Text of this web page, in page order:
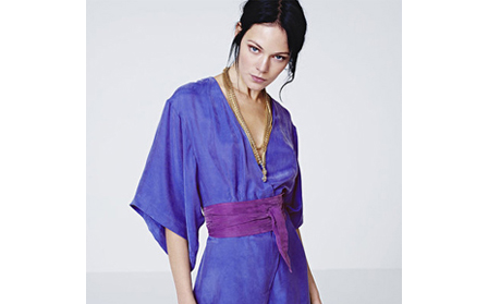
H&M lookbook printemps été 2012
En Mode Fashion
13 décembre 2011
Look Book